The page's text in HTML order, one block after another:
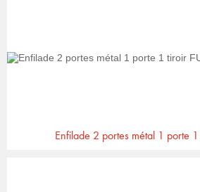
Enfilade 2 portes métal 1 porte